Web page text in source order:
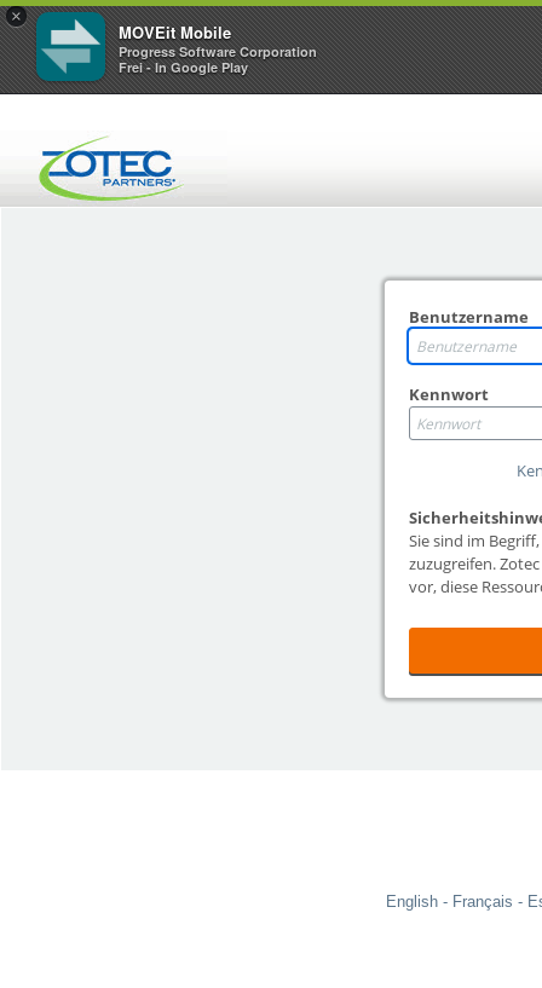
×
MOVEit Mobile
Progress Software Corporation
Frei - In Google Play
Benutzername
Kennwort
Sie sind im
zuzugreifen.
vor, diese
English Français